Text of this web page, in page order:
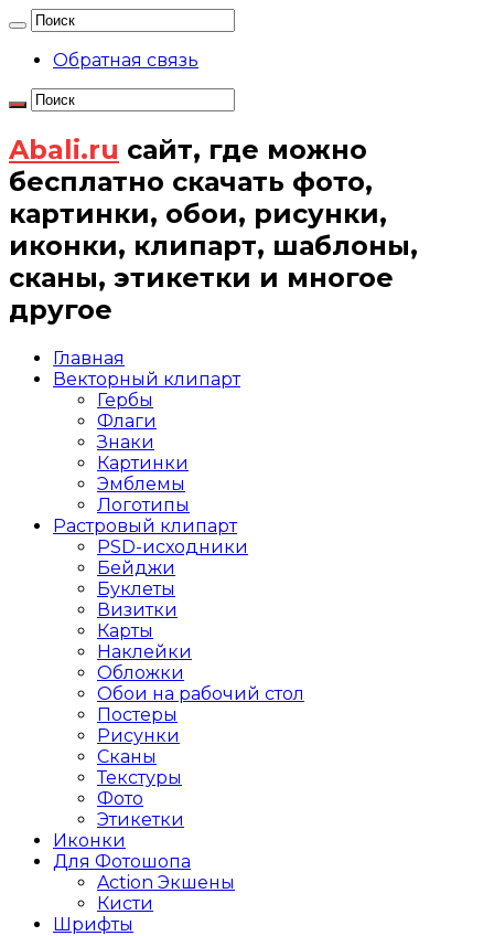
Обратная связь
Abali.ru сайт, где можно
бесплатно скачать фото,
картинки, обои, рисунки,
иконки, клипарт, шаблоны,
сканы, этикетки и многое
другое
Главная
Векторный клипарт
Гербы
Флаги
Знаки
Картинки
Эмблемы
Логотипы
Растровый клипарт
PSD-исходники
Бейджи
Буклеты
Визитки
Карты
Наклейки
Обложки
Обои на рабочий стол
Постеры
Рисунки
Сканы
Текстуры
Фото
Этикетки
Иконки
Для Фотошопа
Action Экшены
Кисти
Шрифты